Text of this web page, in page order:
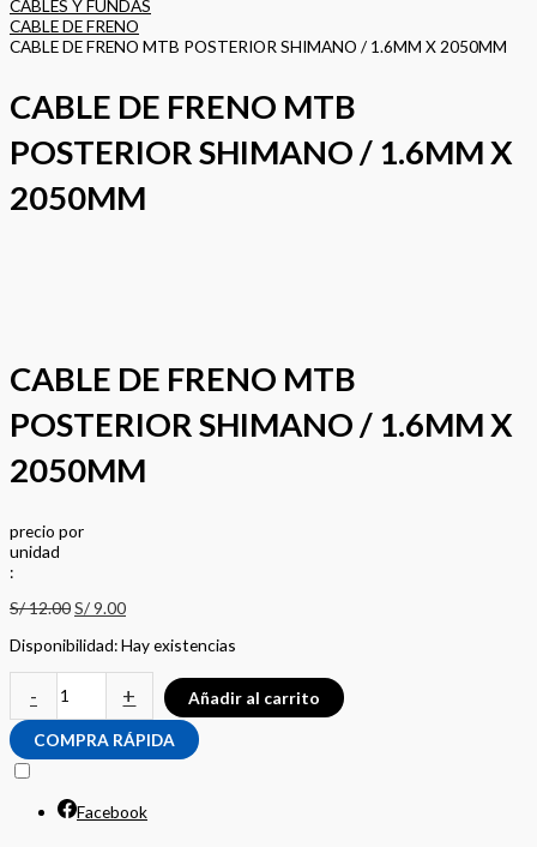
CABLES Y FUNDAS
CABLE DE FRENO
CABLE DE FRENO MTB POSTERIOR SHIMANO / 1.6MM X 2050MM
CABLE DE FRENO MTB
POSTERIOR SHIMANO / 1.6MM X
2050MM
CABLE DE FRENO MTB
POSTERIOR SHIMANO / 1.6MM X
2050MM
precio por
unidad
:
S/12.00S/9.00
Disponibilidad:Hay existencias
- + Añadir al carrito
COMPRA RÁPIDA
Facebook